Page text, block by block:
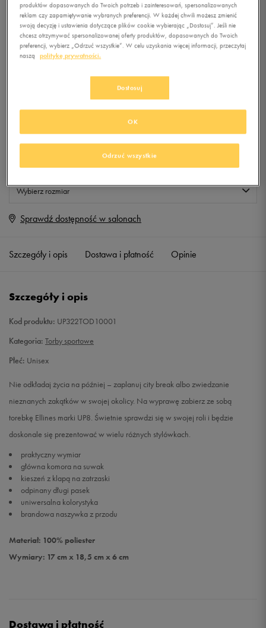
UP8 TOREBKA ELLINES
5.0(13
KLUBIE 50 STYLE
Produkt niedostępny
Jeśli artykuł będzie ponownie dostępny, otrzymasz od nas powiadomienie.
Wybierz rozmiar
ONE SIZE Powiadom o dostępności
Sprawdź dostępność w salonach
Szczegóły i opis Dostawa i płatność Opinie
Szczegóły i opis
Kod produktu: UP322TOD10001
Kategoria: Torby sportowe
Płeć: Unisex
Nie odkładaj życia na później – zaplanuj city break albo zwiedzanie
nieznanych zakątków w swojej okolicy. Na wyprawę zabierz ze sobą
torebkę Ellines marki UP8. Świetnie sprawdzi się w swojej roli i będzie
doskonale się prezentować w wielu różnych stylówkach.
praktyczny wymiar
główna komora na suwak
kieszeń z klapą na zatrzaski
odpinany długi pasek
uniwersalna kolorystyka
brandowa naszywka z przodu
Materiał: 100% poliester
Wymiary: 17 cm x 18,5 cm x 6 cm
Dostawa i płatność
produktów dopasowanych do Twoich potrzeb i zainteresowań, spersonalizowanych
reklam czy zapamiętywanie wybranych preferencji. W każdej chwili możesz zmienić
swoją decyzję i ustawienia dotyczące plików cookie wybierając „Dostosuj”. Jeśli nie
chcesz otrzymywać spersonalizowanej oferty produktów, dopasowanych do Twoich
preferencji, wybierz „Odrzuć wszystkie”. W celu uzyskania więcej informacji, przeczytaj
naszą
politykę prywatności.
Dostosuj
Odrzuć wszystkie
OK